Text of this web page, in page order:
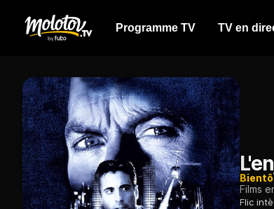
Programme TV TV en
Films
Flic